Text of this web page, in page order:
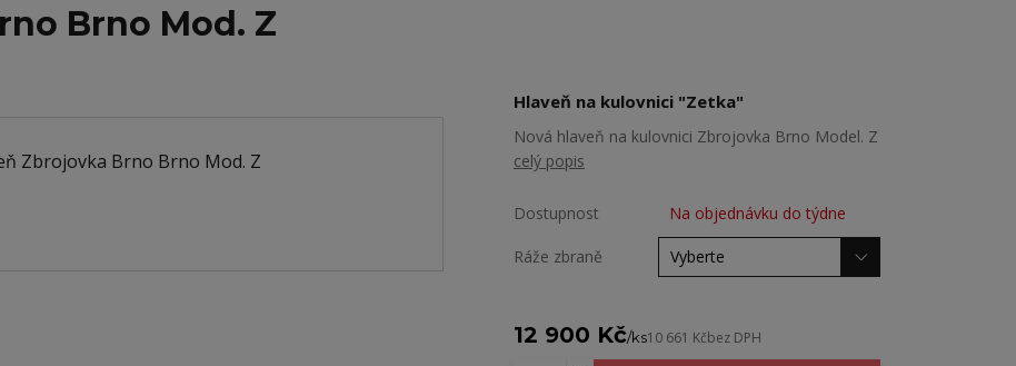
Brno Mod. Z
Hlaveň na kulovnici "Zetka"
Nová hlaveň na kulovnici Zbrojovka Brno Model. Z
celý popis
Dostupnost Na objednávku do týdne
Ráže zbraně
12 900 Kč/ks10 661 Kčbez DPH